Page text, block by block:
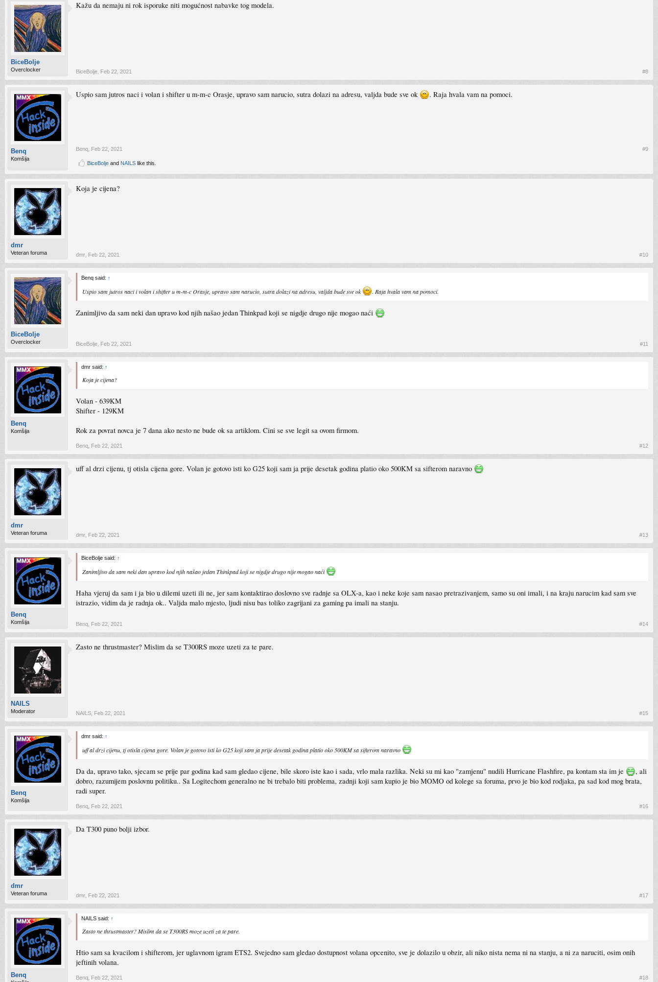
BiceBolje
Overclocker
Kažu da nemaju ni rok isporuke niti mogućnost nabavke tog modela.
BiceBolje Feb 22, 2021 #8
Benq
Komšija
Uspio sam jutros naci i volan i shifter u m-m-c Orasje, upravo sam narucio, sutra dolazi na adresu, valjda bude sve ok . Raja hvala vam na pomoci.
Benq Feb 22, 2021 #9
BiceBolje and NAILS like this.
dmr
Veteran foruma
Koja je cijena?
dmr Feb 22, 2021 #10
BiceBolje
Overclocker
Benq said: ↑
Uspio sam jutros naci i volan i shifter u m-m-c Orasje, upravo sam narucio, sutra dolazi na adresu, valjda bude sve ok . Raja hvala vam na pomoci.
Zanimljivo da sam neki dan upravo kod njih našao jedan Thinkpad koji se nigdje drugo nije mogao naći
BiceBolje Feb 22, 2021 #11
Benq
Komšija
dmr said: ↑
Koja je cijena?
Volan - 639KM
Shifter - 129KM
Rok za povrat novca je 7 dana ako nesto ne bude ok sa artiklom. Cini se sve legit sa ovom firmom.
Benq Feb 22, 2021 #12
dmr
Veteran foruma
uff al drzi cijenu, tj otisla cijena gore. Volan je gotovo isti ko G25 koji sam ja prije desetak godina platio oko 500KM sa sifterom naravno
dmr Feb 22, 2021 #13
Benq
Komšija
BiceBolje said: ↑
Zanimljivo da sam neki dan upravo kod njih našao jedan Thinkpad koji se nigdje drugo nije mogao naći
Haha vjeruj da sam i ja bio u dilemi uzeti ili ne, jer sam kontaktirao doslovno sve radnje sa OLX-a, kao i neke koje sam nasao pretrazivanjem, samo su oni imali, i na kraju narucim kad sam sve
istrazio, vidim da je radnja ok.. Valjda malo mjesto, ljudi nisu bas toliko zagrijani za gaming pa imali na stanju.
Benq Feb 22, 2021 #14
NAILS
Moderator
Zasto ne thrustmaster? Mislim da se T300RS moze uzeti za te pare.
NAILS Feb 22, 2021 #15
Benq
Komšija
dmr said: ↑
uff al drzi cijenu, tj otisla cijena gore. Volan je gotovo isti ko G25 koji sam ja prije desetak godina platio oko 500KM sa sifterom naravno
Da da, upravo tako, sjecam se prije par godina kad sam gledao cijene, bile skoro iste kao i sada, vrlo mala razlika. Neki su mi kao "zamjenu" nudili Hurricane Flashfire, pa kontam sta im je
, ali
dobro, razumijem poslovnu politiku.. Sa Logitechom generalno ne bi trebalo biti problema, zadnji koji sam kupio je bio MOMO od kolege sa foruma, prvo je bio kod rodjaka, pa sad kod mog brata,
radi super.
Benq Feb 22, 2021 #16
dmr
Veteran foruma
Da T300 puno bolji izbor.
dmr Feb 22, 2021 #17
Benq
NAILS said: ↑
Zasto ne thrustmaster? Mislim da se T300RS moze uzeti za te pare.
Htio sam sa kvacilom i shifterom, jer uglavnom igram ETS2. Svejedno sam gledao dostupnost volana opcenito, sve je dolazilo u obzir, ali niko nista nema ni na stanju, a ni za naruciti, osim onih
jeftinih volana.
Benq Feb 22, 2021 #18